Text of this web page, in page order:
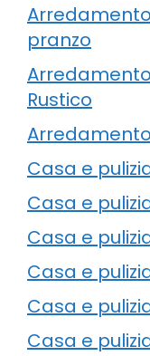
pranzo
Rustico
Casa e
Casa e
Casa e
Casa e
Casa e
Casa e